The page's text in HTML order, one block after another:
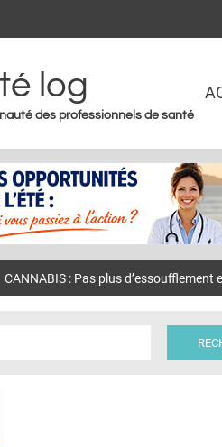
log
des professionnels de santé
CANNABIS : Pas plus